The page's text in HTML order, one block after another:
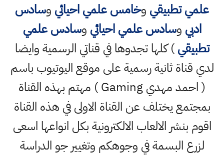
علمي تطبيقي وخامس علمي احيائي وسادس
ادبي وسادس علمي احيائي وسادس علمي
تطبيقي) كلها تجدوها في قناتي الرسمية وايضا
لدي قناة ثانية رسمية على موقع اليوتيوب باسم
( احمد مهدي Gaming ) مهتم بهذه القناة
بمجتمع يختلف عن القناة الاولى في هذه القناة
اقوم بنشر الالعاب الالكترونية بكل انواعها اسعى
لزرع البسمة في وجوهكم وتغيير جو الدراسة